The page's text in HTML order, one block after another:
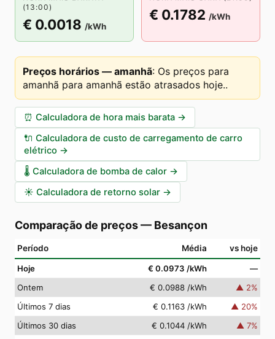
(13:00)
€ 0.0018 /kWh
€ 0.1782 /kWh
Preços horários — amanhã: Os preços para
amanhã para amanhã estão atrasados hoje..
⏰ Calculadora de hora mais barata →
🔌 Calculadora de custo de carregamento de carro
elétrico →
🌡️ Calculadora de bomba de calor →
☀️ Calculadora de retorno solar →
Comparação de preços— Besançon
Período Média vs hoje
Hoje € 0.0973 /kWh
—
Ontem
€ 0.0988 /kWh ▲ 2%
Últimos 7 dias
€ 0.1163 /kWh ▲ 20%
Últimos 30 dias
€ 0.1044 /kWh ▲ 7%